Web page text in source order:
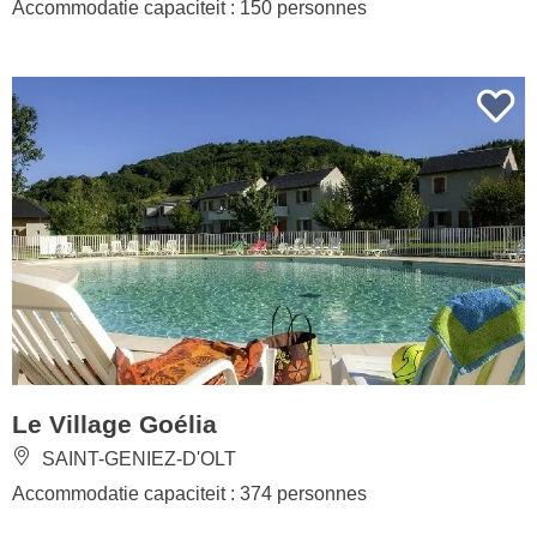
Accommodatie capaciteit : 150 personnes
Le Village Goélia
SAINT-GENIEZ-D'OLT
Accommodatie capaciteit : 374 personnes